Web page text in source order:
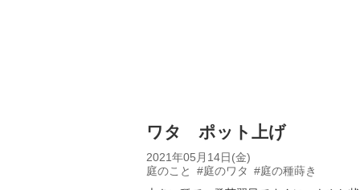
ワタ ポット上げ
2021年05月14日(金)
庭のこと
#庭のワタ #庭の種蒔き